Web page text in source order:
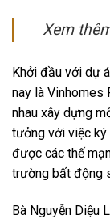
Xem
Khởi đầu với dự
nay là Vinhomes
nhau xây dựng
tưởng với việc ký
được các thế
trường bất động
Bà Nguyễn Diệu